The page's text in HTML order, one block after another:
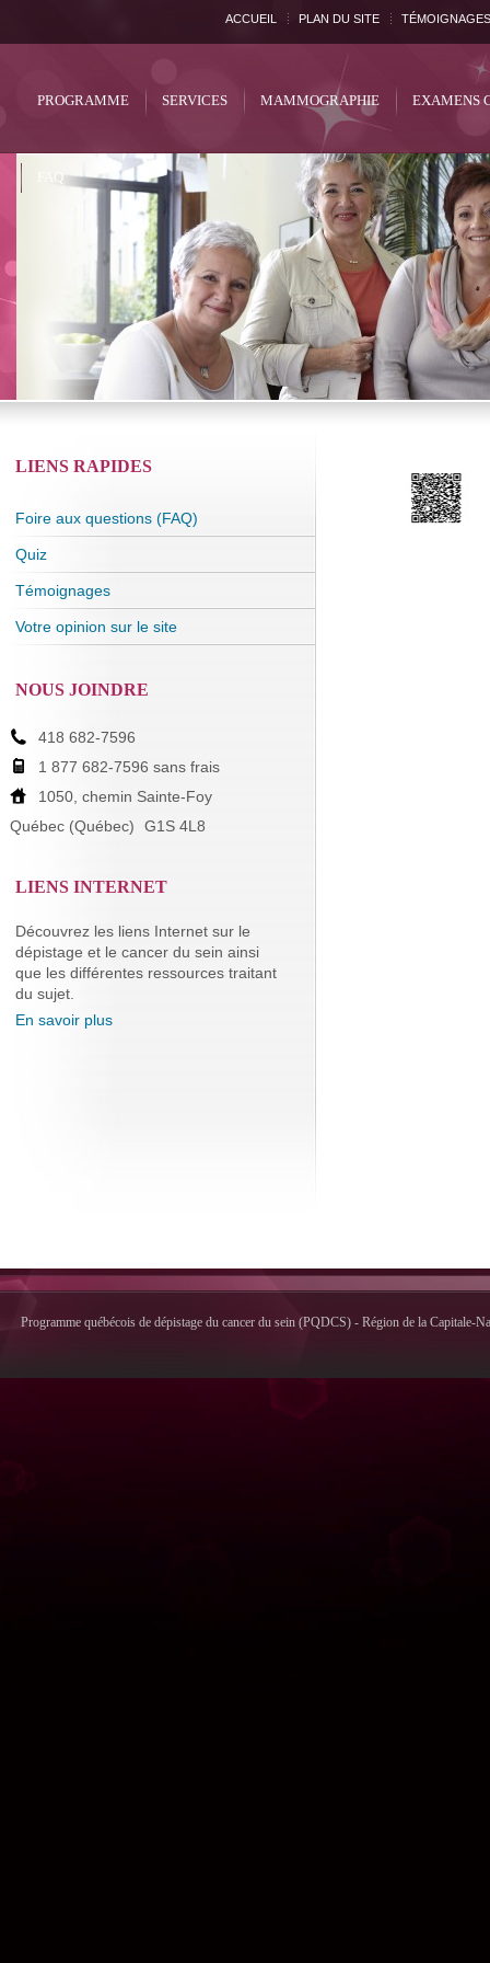
ACCUEIL PLAN DU SITE TÉMOIGNAGES
PROGRAMME SERVICES MAMMOGRAPHIE EXAMENS
FAQ
LIENS RAPIDES
Foire aux questions (FAQ)
Quiz
Témoignages
Votre opinion sur le site
NOUS JOINDRE
418 682-7596
1 877 682-7596 sans frais
1050, chemin Sainte-Foy
Québec (Québec)
G1S 4L8
LIENS INTERNET
Découvrez les liens Internet sur le
dépistage et le cancer du sein ainsi
que les différentes ressources traitant
du sujet.
En savoir plus
Programme québécois de dépistage du cancer du sein (PQDCS) - Région de la Capitale-